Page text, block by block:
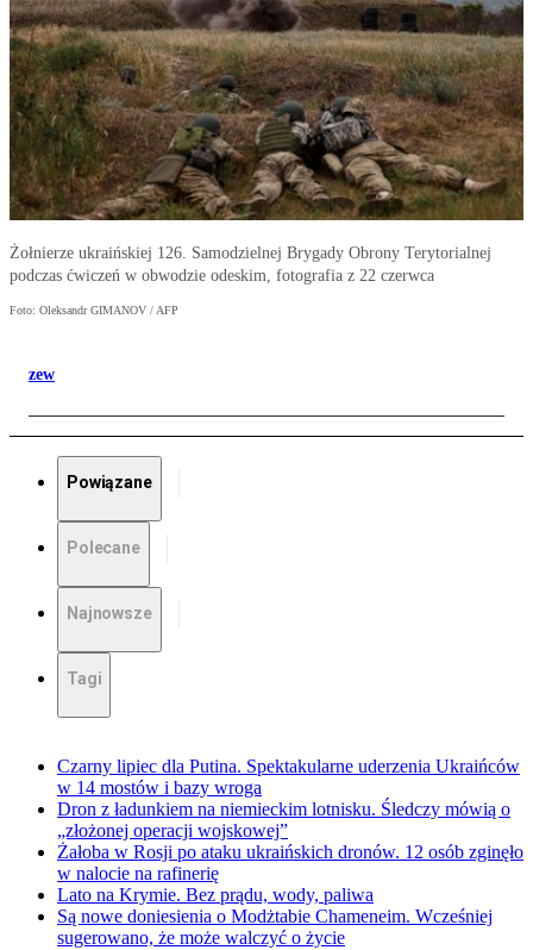
Żołnierze ukraińskiej 126. Samodzielnej Brygady Obrony Terytorialnej
podczas ćwiczeń w obwodzie odeskim, fotografia z 22 czerwca
Foto: Oleksandr GIMANOV / AFP
zew
Powiązane
Polecane
Najnowsze
Tagi
Czarny lipiec dla Putina. Spektakularne uderzenia Ukraińców
w 14 mostów i bazy wroga
Dron z ładunkiem na niemieckim lotnisku. Śledczy mówią o
„złożonej operacji wojskowej”
Żałoba w Rosji po ataku ukraińskich dronów. 12 osób zginęło
w nalocie na rafinerię
Lato na Krymie. Bez prądu, wody, paliwa
Są nowe doniesienia o Modżtabie Chameneim. Wcześniej
sugerowano, że może walczyć o życie